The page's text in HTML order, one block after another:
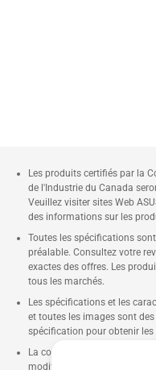
Les produits certifiés par la
de l'Industrie du Canada
Veuillez visiter sites Web
des informations sur les
Toutes les spécifications
préalable. Consultez votre
exactes des offres. Les
tous les marchés.
Les spécifications et les
et toutes les images sont
spécification pour obtenir
La couleur de la carte et les
modification sans préavis.